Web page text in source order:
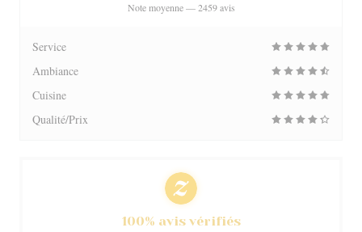
Note moyenne —2459 avis
Service
Ambiance
Cuisine
Qualité/Prix
100% avis vérifiés